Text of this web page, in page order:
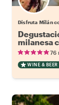
Disfruta Milán
milanesa
76
WINE & BEER